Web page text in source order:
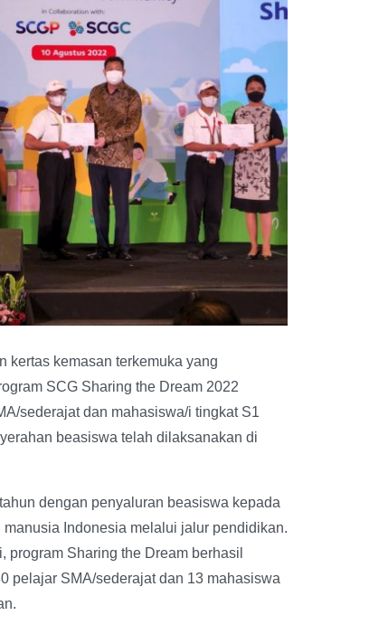
kertas kemasan terkemuka yang
SCG Sharing the Dream 2022
sederajat dan mahasiswa/i tingkat S1
beasiswa telah dilaksanakan di
dengan penyaluran beasiswa kepada
Indonesia melalui jalur pendidikan.
Sharing the Dream berhasil
pelajar SMA/sederajat dan 13 mahasiswa